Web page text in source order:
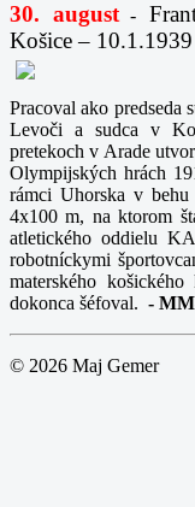
30. august-
Košice –
Pracoval ako predseda
Levoči a sudca v
pretekoch v Arade
Olympijských hrách
rámci Uhorska v
4x100 m, na ktorom
atletického oddielu
robotníckymi
materského
dokonca šéfoval. -
© 2026 Maj Gemer